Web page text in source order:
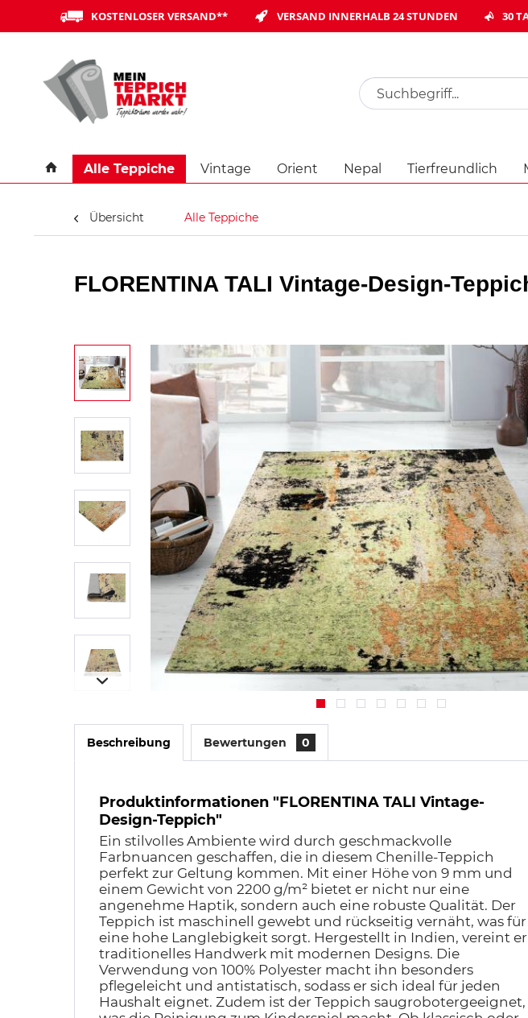
KOSTENLOSER VERSAND** VERSAND INNERHALB 24 STUNDEN 30
Alle Teppiche Vintage Orient Nepal Tierfreundlich
Übersicht Alle Teppiche
FLORENTINA TALI Vintage-Design-
Beschreibung Bewertungen 0
Produktinformationen "FLORENTINA TALI Vintage-
Design-Teppich"
Ein stilvolles Ambiente wird durch geschmackvolle
Farbnuancen geschaffen, die in diesem Chenille-Teppich
perfekt zur Geltung kommen. Mit einer Höhe von 9 mm und
einem Gewicht von 2200 g/m² bietet er nicht nur eine
angenehme Haptik, sondern auch eine robuste Qualität. Der
Teppich ist maschinell gewebt und rückseitig vernäht, was für
eine hohe Langlebigkeit sorgt. Hergestellt in Indien, vereint er
traditionelles Handwerk mit modernen Designs. Die
Verwendung von 100% Polyester macht ihn besonders
pflegeleicht und antistatisch, sodass er sich ideal für jeden
Haushalt eignet. Zudem ist der Teppich saugrobotergeeignet,